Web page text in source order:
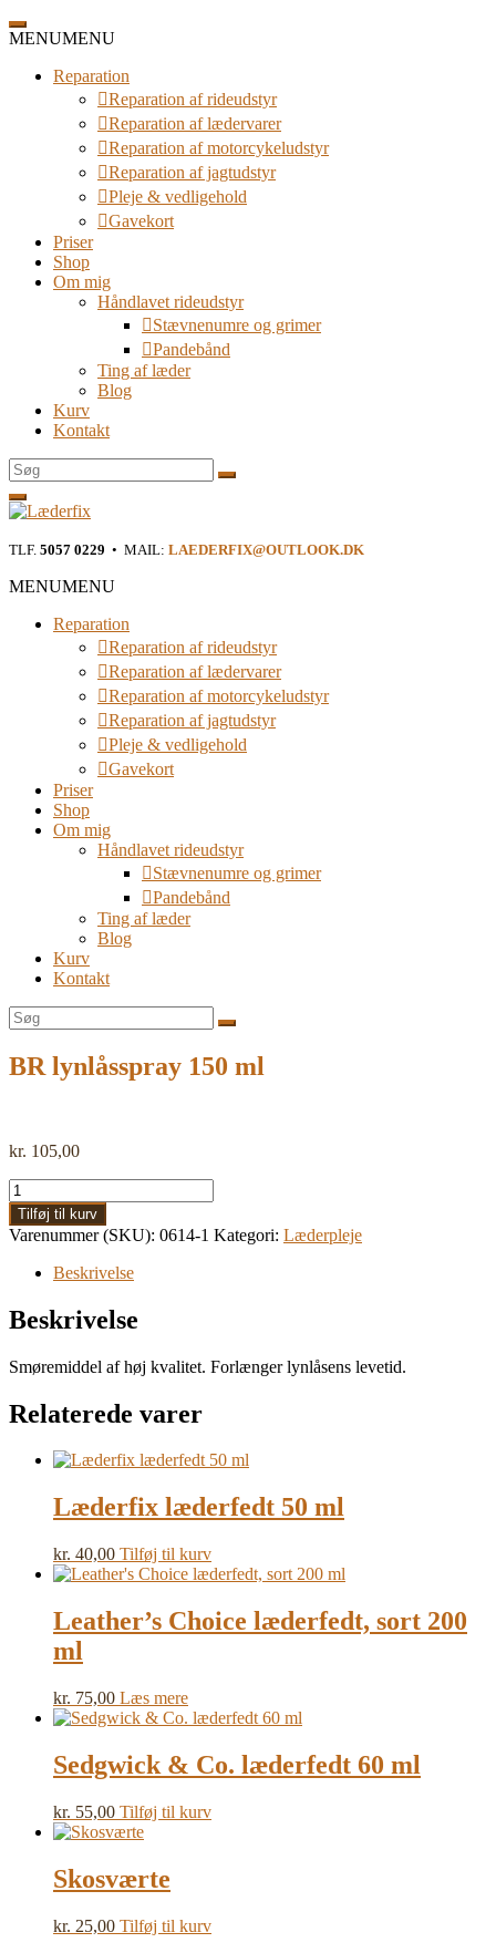
Spring
til
MENUMENU
Reparation
Reparation af rideudstyr
Reparation af lædervarer
Reparation af motorcykeludstyr
Reparation af jagtudstyr
Pleje & vedligehold
Gavekort
Priser
Shop
Om mig
Håndlavet rideudstyr
Stævnenumre og grimer
Pandebånd
Ting af læder
Blog
Kurv
Kontakt
Søg
efter:
Læderfix
TLF. 5057 0229 • MAIL: LAEDERFIX@OUTLOOK.DK
MENUMENU
Reparation
Reparation af rideudstyr
Reparation af lædervarer
Reparation af motorcykeludstyr
Reparation af jagtudstyr
Pleje & vedligehold
Gavekort
Priser
Shop
Om mig
Håndlavet rideudstyr
Stævnenumre og grimer
Pandebånd
Ting af læder
Blog
Kurv
Kontakt
Søg
efter:
BR lynlåsspray 150 ml
kr. 105,00
BR
lynlåsspray
150
ml
antal
Tilføj til kurv
Varenummer (SKU): 0614-1 Kategori: Læderpleje
Beskrivelse
Beskrivelse
Smøremiddel af høj kvalitet. Forlænger lynlåsens levetid.
Relaterede varer
Læderfix læderfedt 50 ml
kr. 40,00 Tilføj til kurv
Leather’s Choice læderfedt, sort 200
ml
kr. 75,00 Læs mere
Sedgwick & Co. læderfedt 60 ml
kr. 55,00 Tilføj til kurv
Skosværte
kr. 25,00 Tilføj til kurv